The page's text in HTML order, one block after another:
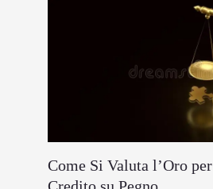
Come Si Valuta l’Oro